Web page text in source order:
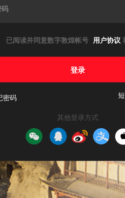
已阅读并同意数字敦煌帐号 用户协议
登录
密码
其他登录方式